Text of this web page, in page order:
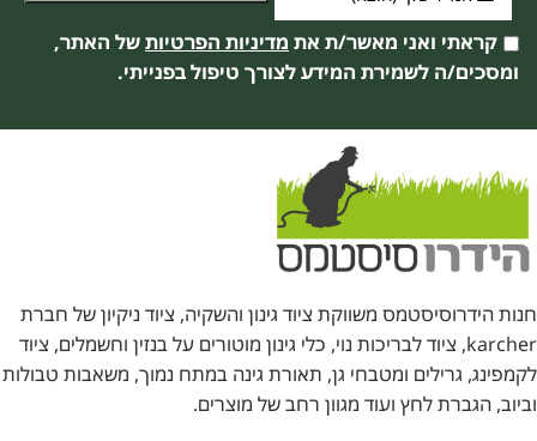
קראתי ואני מאשר/ת את מדיניות הפרטיות של האתר,
ומסכים/ה לשמירת המידע לצורך טיפול בפנייתי.
חנות הידרוסיסטמס משווקת ציוד גינון והשקיה, ציוד ניקיון של חברת
karcher, ציוד לבריכות נוי, כלי גינון מוטורים על בנזין וחשמלים, ציוד
לקמפינג, גרילים ומטבחי גן, תאורת גינה במתח נמוך, משאבות טבולות
וביוב, הגברת לחץ ועוד מגוון רחב של מוצרים.